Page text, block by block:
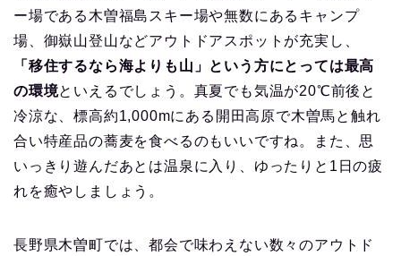
ー場である木曽福島スキー場や無数にあるキャンプ
場、御嶽山登山などアウトドアスポットが充実し、
「移住するなら海よりも山」という方にとっては最高
の環境といえるでしょう。真夏でも気温が20℃前後と
冷涼な、標高約1,000mにある開田高原で木曽馬と触れ
合い特産品の蕎麦を食べるのもいいですね。また、思
いっきり遊んだあとは温泉に入り、ゆったりと1日の疲
れを癒やしましょう。
長野県木曽町では、都会で味わえない数々のアウトド